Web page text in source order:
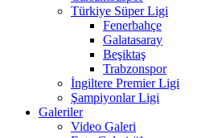
Türkiye Süper Ligi
Fenerbahçe
Galatasaray
Beşiktaş
Trabzonspor
İngiltere Premier Ligi
Şampiyonlar Ligi
Galeriler
Video Galeri